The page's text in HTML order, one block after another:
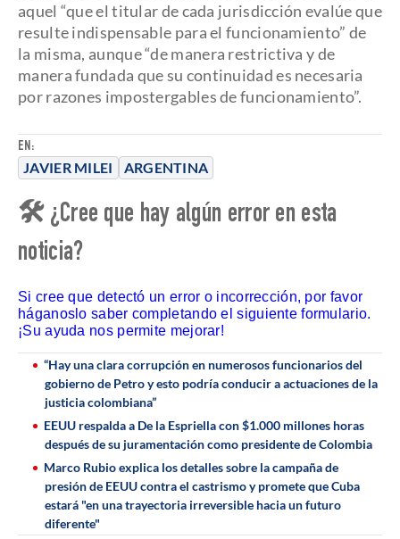
EN:
JAVIER MILEI ARGENTINA
aquel “que el titular de cada jurisdicción evalúe que
resulte indispensable para el funcionamiento” de
la misma, aunque “de manera restrictiva y de
manera fundada que su continuidad es necesaria
por razones impostergables de funcionamiento”.
🛠 ¿Cree que hay algún error en esta
noticia?
Si cree que detectó un error o incorrección, por favor
háganoslo saber completando el siguiente formulario.
¡Su ayuda nos permite mejorar!
“Hay una clara corrupción en numerosos funcionarios del
gobierno de Petro y esto podría conducir a actuaciones de la
justicia colombiana”
EEUU respalda a De la Espriella con $1.000 millones horas
después de su juramentación como presidente de Colombia
Marco Rubio explica los detalles sobre la campaña de
presión de EEUU contra el castrismo y promete que Cuba
estará "en una trayectoria irreversible hacia un futuro
diferente"